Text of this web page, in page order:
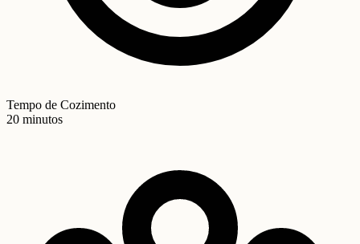
Tempo de Cozimento
20 minutos